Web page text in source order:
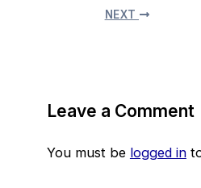
NEXT
Leave a Comment
You must be logged in